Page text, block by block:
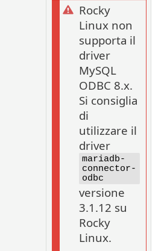
Rocky
Linux non
supporta il
driver
MySQL
ODBC 8.x.
Si consiglia
di
utilizzare il
driver
mariadb-
connector-
odbc
versione
3.1.12 su
Rocky
Linux.